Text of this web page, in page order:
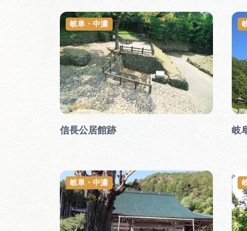
信長公居館跡
岐阜・中濃
岐
岐阜・中濃